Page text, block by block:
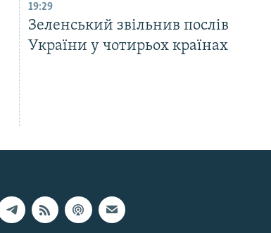
19:29
Зеленський звільнив послів
України у чотирьох країнах